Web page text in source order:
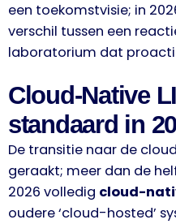
een toekomstvisie; in
verschil tussen een
laboratorium dat
Cloud-Native
standaard in
De transitie naar de
geraakt; meer dan de
2026 volledig cloud-
oudere ‘cloud-hosted’